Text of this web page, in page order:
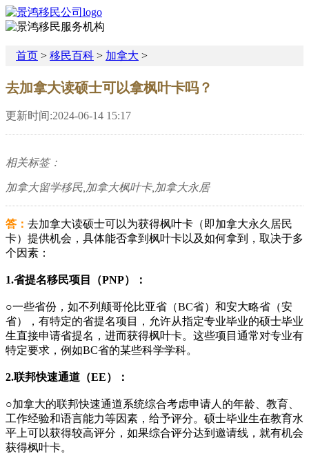
首页 > 移民百科 > 加拿大 >
去加拿大读硕士可以拿枫叶卡吗？
更新时间:2024-06-14 15:17
相关标签：
加拿大留学移民,加拿大枫叶卡,加拿大永居
答： 去加拿大读硕士可以为获得枫叶卡（即加拿大永久居民
卡）提供机会，具体能否拿到枫叶卡以及如何拿到，取决于多
个因素：
1.省提名移民项目（PNP）：
○一些省份，如不列颠哥伦比亚省（BC省）和安大略省（安
省），有特定的省提名项目，允许从指定专业毕业的硕士毕业
生直接申请省提名，进而获得枫叶卡。这些项目通常对专业有
特定要求，例如BC省的某些科学学科。
2.联邦快速通道（EE）：
○加拿大的联邦快速通道系统综合考虑申请人的年龄、教育、
工作经验和语言能力等因素，给予评分。硕士毕业生在教育水
平上可以获得较高评分，如果综合评分达到邀请线，就有机会
获得枫叶卡。